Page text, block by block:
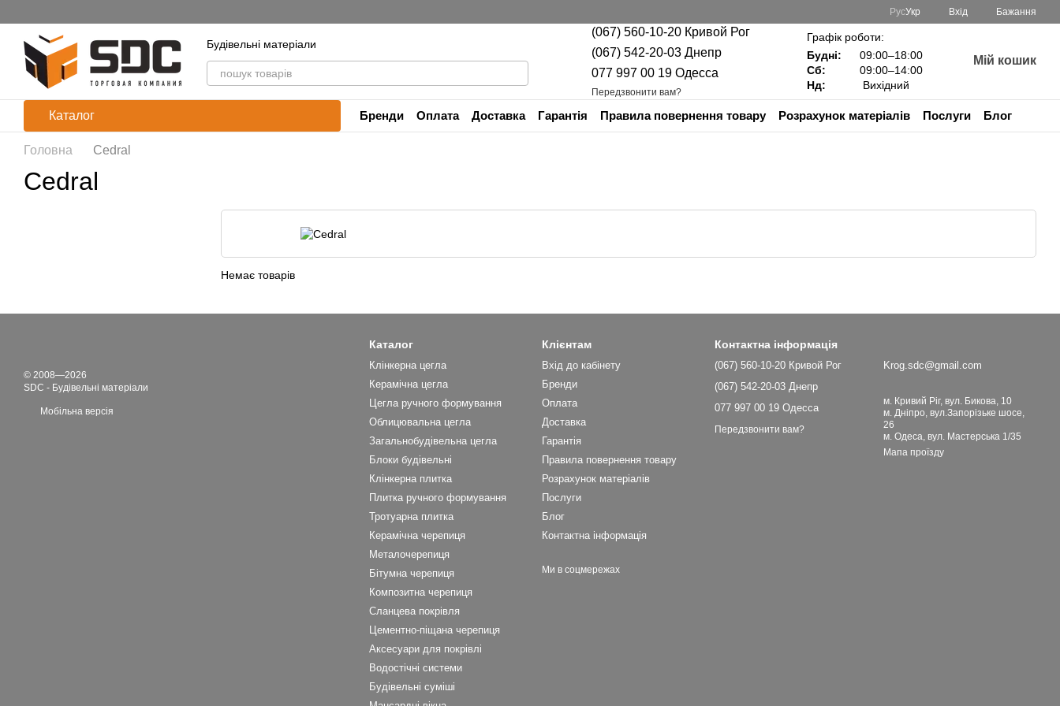
РусУкр Вхід Бажання
Будівельні матеріали
(067) 560-10-20 Кривой Рог
(067) 542-20-03 Днепр
077 997 00 19 Одесса
Передзвонити вам?
Графік роботи:
Будні:
09:00–18:00
Сб:
09:00–14:00
Нд:
Вихідний
Мій кошик
Каталог Бренди Оплата Доставка Гарантія Правила повернення товару Розрахунок матеріалів Послуги
Блог
Контактна інформація
Головна
Cedral
Cedral
Немає товарів
© 2008—2026
SDC - Будівельні матеріали
Мобільна версія
Каталог
Клінкерна цегла
Керамічна цегла
Цегла ручного формування
Облицювальна цегла
Загальнобудівельна цегла
Блоки будівельні
Клінкерна плитка
Плитка ручного формування
Тротуарна плитка
Керамічна черепиця
Металочерепиця
Бітумна черепиця
Композитна черепиця
Cланцева покрівля
Цементно-піщана черепиця
Аксесуари для покрівлі
Водостічні системи
Будівельні суміші
Клієнтам
Вхід до кабінету
Бренди
Оплата
Доставка
Гарантія
Правила повернення товару
Розрахунок матеріалів
Послуги
Блог
Контактна інформація
Ми в соцмережах
Контактна інформація
(067) 560-10-20 Кривой Рог
(067) 542-20-03 Днепр
077 997 00 19 Одесса
Передзвонити вам?
Krog.sdc@gmail.com
м. Кривий Ріг, вул. Бикова, 10
м. Дніпро, вул.Запорізьке шосе,
26
м. Одеса, вул. Мастерська 1/35
Мапа проїзду